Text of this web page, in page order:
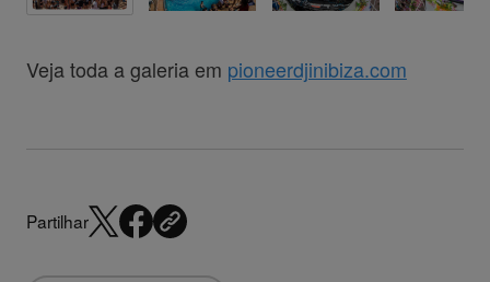
Veja toda a galeria em pioneerdjinibiza.com
Partilhar